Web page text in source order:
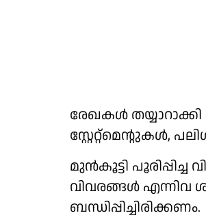
രേഖകൾ
സ്റ്റേറ്റ്‌മെന്റുകൾ,
മുൻകൂട്ടി
വിവരങ്ങൾ എന്നിവ
ബന്ധിപ്പിച്ചിരിക്കണം.